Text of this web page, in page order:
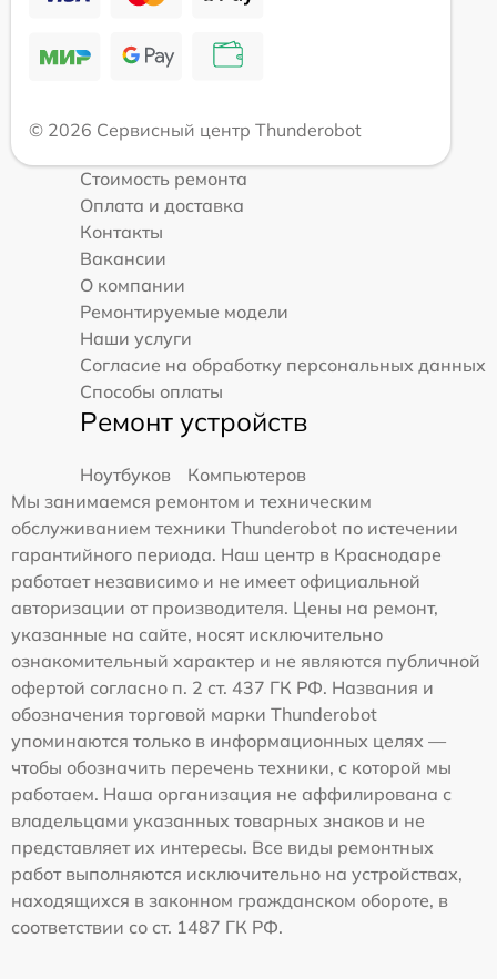
© 2026 Сервисный центр Thunderobot
Стоимость ремонта
Оплата и доставка
Контакты
Вакансии
О компании
Ремонтируемые модели
Наши услуги
Согласие на обработку персональных данных
Способы оплаты
Ремонт устройств
Ноутбуков
Компьютеров
Мы занимаемся ремонтом и техническим
обслуживанием техники Thunderobot по истечении
гарантийного периода. Наш центр в Краснодаре
работает независимо и не имеет официальной
авторизации от производителя. Цены на ремонт,
указанные на сайте, носят исключительно
ознакомительный характер и не являются публичной
офертой согласно п. 2 ст. 437 ГК РФ. Названия и
обозначения торговой марки Thunderobot
упоминаются только в информационных целях —
чтобы обозначить перечень техники, с которой мы
работаем. Наша организация не аффилирована с
владельцами указанных товарных знаков и не
представляет их интересы. Все виды ремонтных
работ выполняются исключительно на устройствах,
находящихся в законном гражданском обороте, в
соответствии со ст. 1487 ГК РФ.